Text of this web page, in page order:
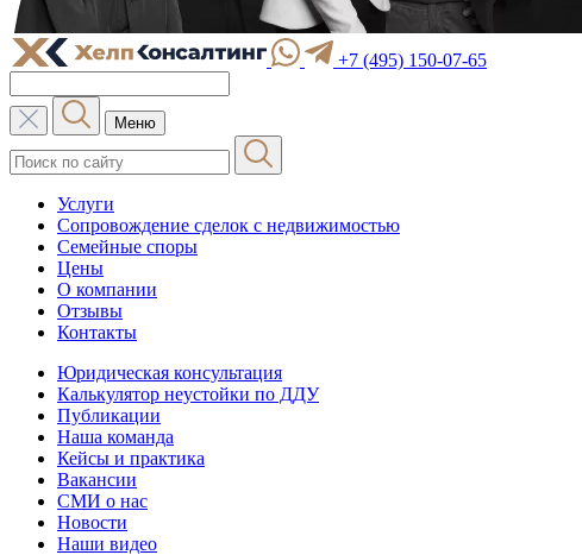
+7 (495) 150-07-65
Меню
Услуги
Сопровождение сделок с недвижимостью
Семейные споры
Цены
О компании
Отзывы
Контакты
Юридическая консультация
Калькулятор неустойки по ДДУ
Публикации
Наша команда
Кейсы и практика
Вакансии
СМИ о нас
Новости
Наши видео